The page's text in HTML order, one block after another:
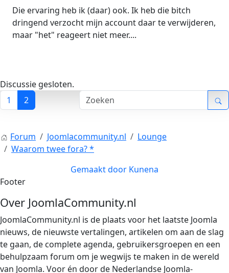
Die ervaring heb ik (daar) ook. Ik heb die bitch
dringend verzocht mijn account daar te verwijderen,
maar "het" reageert niet meer....
Discussie gesloten.
1
2
Forum Joomlacommunity.nl
Lounge
Waarom twee fora? *
Gemaakt door Kunena
Footer
Over JoomlaCommunity.nl
JoomlaCommunity.nl is de plaats voor het laatste Joomla
nieuws, de nieuwste vertalingen, artikelen om aan de slag
te gaan, de complete agenda, gebruikersgroepen en een
behulpzaam forum om je wegwijs te maken in de wereld
van Joomla. Voor én door de Nederlandse Joomla-